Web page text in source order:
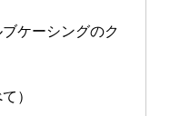
ケーシングのク
）